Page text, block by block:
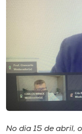
Editora
Museu
Unoesc
No dia 15 de abril,